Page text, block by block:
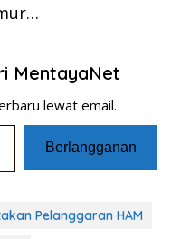
MentayaNet
lewat email.
Berlangganan
Pelanggaran HAM